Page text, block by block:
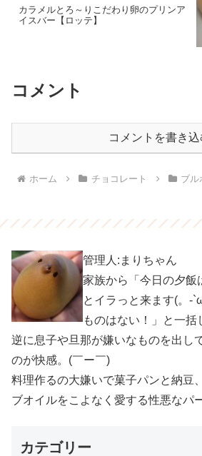
カラメルとろ～りこだわり卵のプリンア
イスバー【ロッテ】
コメント
コメントを書き込
ホーム チョコレート ブル
管理人:まりちゃん
家族から「今日の夕飯
とイラっと来ます(。-
ものはない！」と一括
逆に息子や旦那が嫌いなものを出し
のが快感。(￣ー￣)
料理作るの大嫌いで菓子パンと納豆
ブオイルをこよなく愛する性悪なパ
カテゴリー